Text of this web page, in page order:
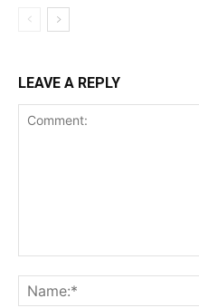
LEAVE A REPLY